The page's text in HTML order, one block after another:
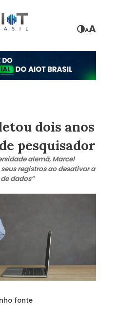
AA
dois anos
pesquisador
alemã, Marcel
registros ao desativar a
dados”
fonte